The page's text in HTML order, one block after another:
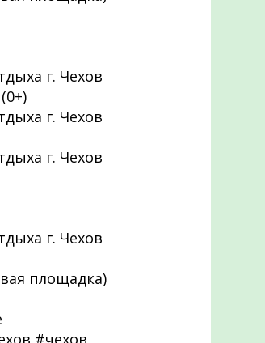
г. Чехов
г. Чехов
г. Чехов
г. Чехов
площадка)
#чехов